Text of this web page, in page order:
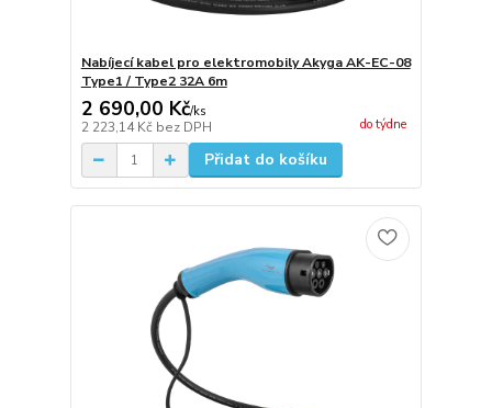
Nabíjecí kabel pro elektromobily Akyga AK-EC-08
Type1 / Type2 32A 6m
2 690,00 Kč/ks
2 223,14 Kč bez DPH do týdne
Přidat do košíku